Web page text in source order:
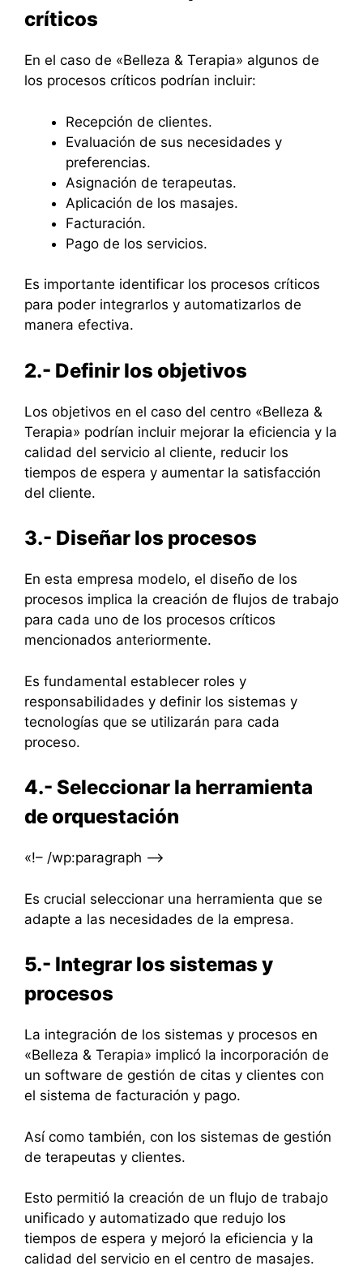
críticos
En el caso de «Belleza & Terapia» algunos de
los procesos críticos podrían incluir:
Recepción de clientes.
Evaluación de sus necesidades y
preferencias.
Asignación de terapeutas.
Aplicación de los masajes.
Facturación.
Pago de los servicios.
Es importante identificar los procesos críticos
para poder integrarlos y automatizarlos de
manera efectiva.
2.- Definir los objetivos
Los objetivos en el caso del centro «Belleza &
Terapia» podrían incluir mejorar la eficiencia y la
calidad del servicio al cliente, reducir los
tiempos de espera y aumentar la satisfacción
del cliente.
3.- Diseñar los procesos
En esta empresa modelo, el diseño de los
procesos implica la creación de flujos de trabajo
para cada uno de los procesos críticos
mencionados anteriormente.
Es fundamental establecer roles y
responsabilidades y definir los sistemas y
tecnologías que se utilizarán para cada
proceso.
4.- Seleccionar la herramienta
de orquestación
«!– /wp:paragraph –>
Es crucial seleccionar una herramienta que se
adapte a las necesidades de la empresa.
5.- Integrar los sistemas y
procesos
La integración de los sistemas y procesos en
«Belleza & Terapia» implicó la incorporación de
un software de gestión de citas y clientes con
el sistema de facturación y pago.
Así como también, con los sistemas de gestión
de terapeutas y clientes.
Esto permitió la creación de un flujo de trabajo
unificado y automatizado que redujo los
tiempos de espera y mejoró la eficiencia y la
calidad del servicio en el centro de masajes.